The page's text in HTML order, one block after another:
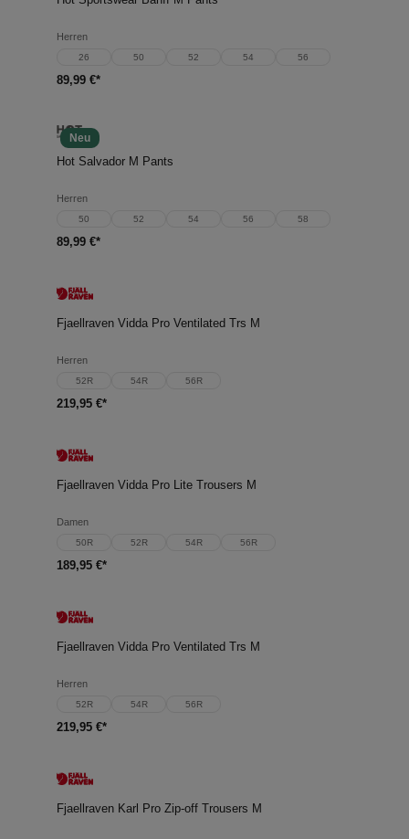
Herren
26 50 52 54 56
89,99 €*
Neu
Hot Salvador M Pants
Herren
50 52 54 56 58
89,99 €*
Fjaellraven Vidda Pro Ventilated Trs M
Herren
52R 54R 56R
219,95 €*
Fjaellraven Vidda Pro Lite Trousers M
Damen
50R 52R 54R 56R
189,95 €*
Fjaellraven Vidda Pro Ventilated Trs M
Herren
52R 54R 56R
219,95 €*
Fjaellraven Karl Pro Zip-off Trousers M